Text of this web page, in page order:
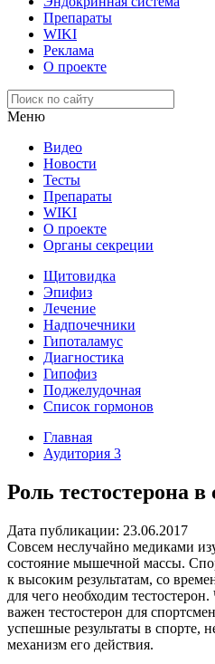
Препараты
WIKI
Реклама
О проекте
Меню
Видео
Новости
Тесты
Препараты
WIKI
О проекте
Органы секреции
Щитовидка
Эпифиз
Лечение
Надпочечники
Гипоталамус
Диагностика
Гипофиз
Поджелудочная
Список гормонов
Главная
Аудитория 3
Роль тестостерона в
Дата публикации: 23.06.2017
Совсем неслучайно медиками
состояние мышечной массы.
к высоким результатам, со
для чего необходим
важен тестостерон для
успешные результаты в спорте,
механизм его действия.